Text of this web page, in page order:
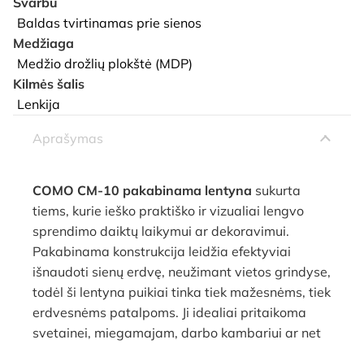
Baldas tvirtinamas prie sienos
Medžiaga
Medžio drožlių plokštė (MDP)
Kilmės šalis
Lenkija
Aprašymas
COMO CM-10 pakabinama lentyna sukurta
tiems, kurie ieško praktiško ir vizualiai lengvo
sprendimo daiktų laikymui ar dekoravimui.
Pakabinama konstrukcija leidžia efektyviai
išnaudoti sienų erdvę, neužimant vietos grindyse,
todėl ši lentyna puikiai tinka tiek mažesnėms, tiek
erdvesnėms patalpoms. Ji idealiai pritaikoma
svetainei, miegamajam, darbo kambariui ar net